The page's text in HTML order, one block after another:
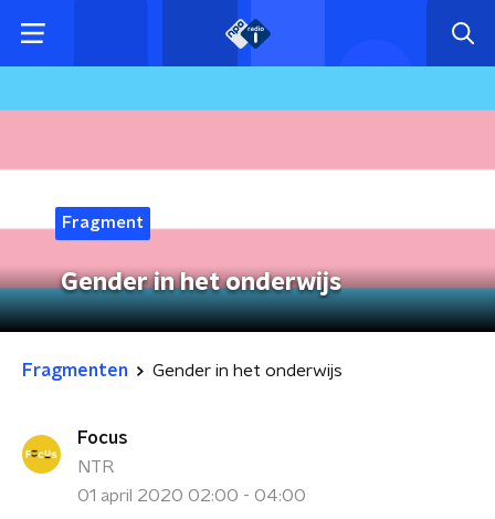
Fragment
Gender in het onderwijs
Fragmenten Gender in het onderwijs
Focus
NTR
01 april 2020 02:00 - 04:00